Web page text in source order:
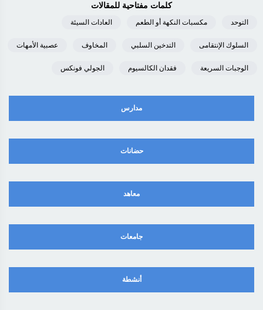
كلمات مفتاحية للمقالات
التوحد مكسبات النكهة أو الطعم العادات السيئة
السلوك الإنتقامى التدخين السلبي المخاوف عصبية الأمهات
الوجبات السريعة فقدان الكالسيوم الجولي فونكس
مدارس
حضانات
معاهد
جامعات
أنشطة